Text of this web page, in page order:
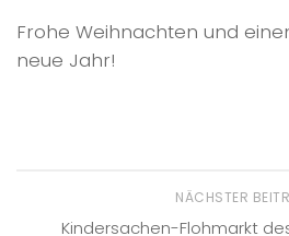
Frohe Weihnachten und
neue Jahr!
NÄCHSTER
Kindersachen-Flohmarkt